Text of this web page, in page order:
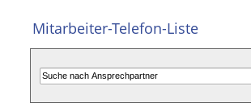
Mitarbeiter-Telefon-Liste